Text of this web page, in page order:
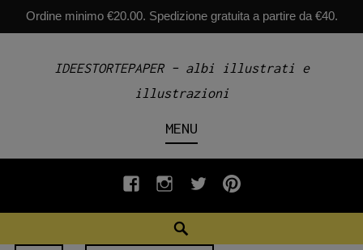
Ordine minimo €20.00. Spedizione gratuita a partire da €40.
IDEESTORTEPAPER – albi illustrati e
illustrazioni
MENU
fb INSTAGRAM
twiterpinterest